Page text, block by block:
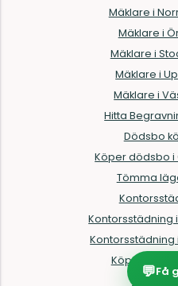
💬Få
Mäklare i
Mäklare i
Mäklare i
Mäklare i
Mäklare i
Hitta
Dödsbo
Köper dödsbo i
Tömma
Kontorsstädning
Kontorsstädning
Köper allt i
Köra till